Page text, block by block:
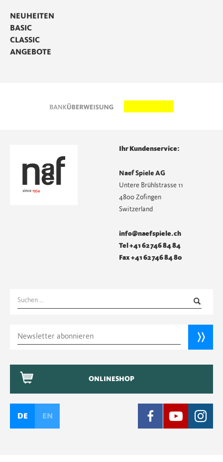
NEUHEITEN
BASIC
CLASSIC
ANGEBOTE
Ihr Kundenservice:
Naef Spiele AG
Untere Brühlstrasse 11
4800 Zofingen
Switzerland
info@naefspiele.ch
Tel +41 62 746 84 84
Fax +41 62 746 84 80
Suchen
nach:
ONLINESHOP
DE EN